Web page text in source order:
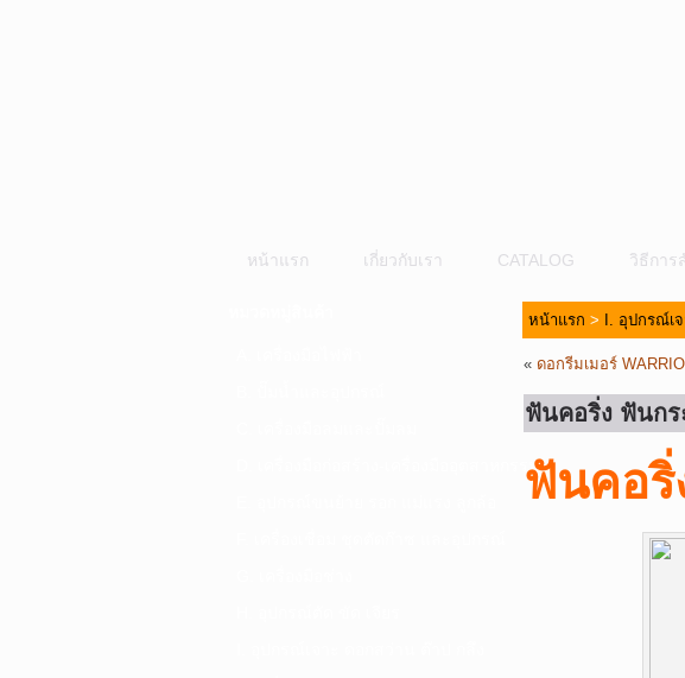
หน้าแรก เกี่ยวกับเรา CATALOG วิธีการ
D. เครื่องมือก่อสร้าง-เครื่องมืออุตสาหกรรม
หน้าแรก > I. อุปกรณ์เ
« ดอกรีมเมอร์
ฟันคอริ่ง ฟันกร
ฟันคอริ่